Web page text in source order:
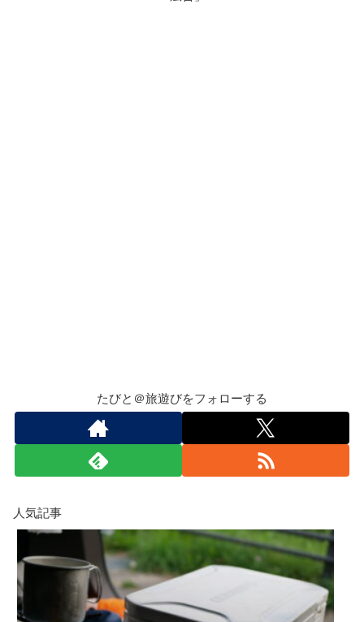
たびと＠旅遊びをフォローする
人気記事